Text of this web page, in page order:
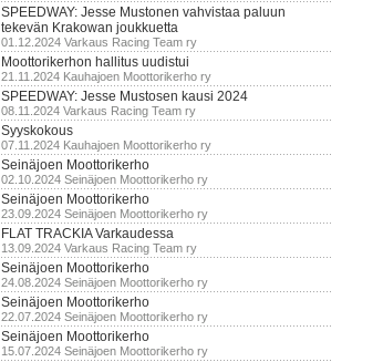
SPEEDWAY: Jesse Mustonen vahvistaa paluun
tekevän Krakowan joukkuetta
01.12.2024 Varkaus Racing Team ry
Moottorikerhon hallitus uudistui
21.11.2024 Kauhajoen Moottorikerho ry
SPEEDWAY: Jesse Mustosen kausi 2024
08.11.2024 Varkaus Racing Team ry
Syyskokous
07.11.2024 Kauhajoen Moottorikerho ry
Seinäjoen Moottorikerho
02.10.2024 Seinäjoen Moottorikerho ry
Seinäjoen Moottorikerho
23.09.2024 Seinäjoen Moottorikerho ry
FLAT TRACKIA Varkaudessa
13.09.2024 Varkaus Racing Team ry
Seinäjoen Moottorikerho
24.08.2024 Seinäjoen Moottorikerho ry
Seinäjoen Moottorikerho
22.07.2024 Seinäjoen Moottorikerho ry
Seinäjoen Moottorikerho
15.07.2024 Seinäjoen Moottorikerho ry